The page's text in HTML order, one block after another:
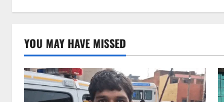
YOU MAY HAVE MISSED